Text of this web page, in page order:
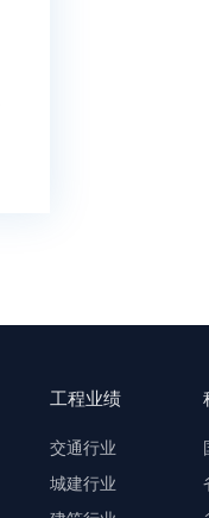
工程业绩
交通行业
城建行业